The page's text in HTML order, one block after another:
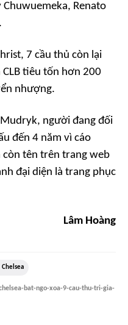
Chuwuemeka, Renato
7 cầu thủ còn lại
CLB tiêu tốn hơn 200
nhượng.
người đang đối
đến 4 năm vì cáo
còn tên trên trang web
đại diện là trang phục
Lâm Hoàng
Chelsea
bat-ngo-xoa-9-cau-thu-tri-gia-